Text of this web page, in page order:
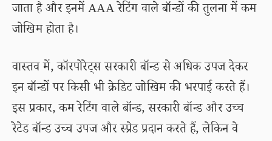
जाता है और इनमें AAA रेटिंग वाले बॉन्डों की तुलना में कम
जोखिम होता है।
वास्तव में, कॉरपोरेट्स सरकारी बॉन्ड से अधिक उपज देकर
इन बॉन्डों पर किसी भी क्रेडिट जोखिम की भरपाई करते हैं।
इस प्रकार, कम रेटिंग वाले बॉन्ड, सरकारी बॉन्ड और उच्च
रेटेड बॉन्ड उच्च उपज और स्प्रेड प्रदान करते हैं, लेकिन वे